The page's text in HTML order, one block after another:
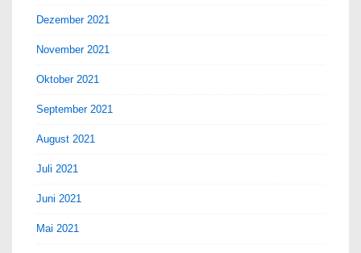
Dezember 2021
November 2021
Oktober 2021
September 2021
August 2021
Juli 2021
Juni 2021
Mai 2021